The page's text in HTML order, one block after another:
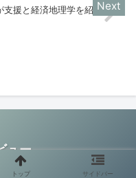
支援と経済地理学を紹
ュー
ビュー.
トップ サイドバー